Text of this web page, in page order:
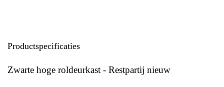
Productspecificaties
Zwarte hoge roldeurkast - Restpartij nieuw